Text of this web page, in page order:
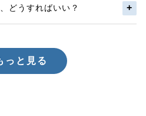
どうすればいい？
っと見る